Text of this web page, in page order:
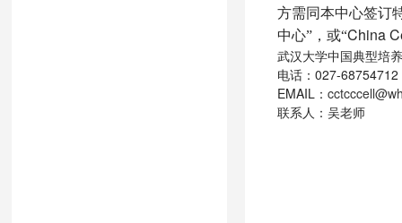
方需同本中心签订
中心”，或“China
武汉大学中国典型培
电话： 027-68754712
EMAIL ：
联系人：吴老师